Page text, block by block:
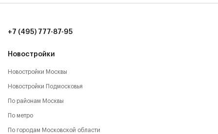
Новостройки
Новостройки Москвы
Новостройки Подмосковья
По районам Москвы
По метро
По городам Московской области
+7 (495) 777-87-95